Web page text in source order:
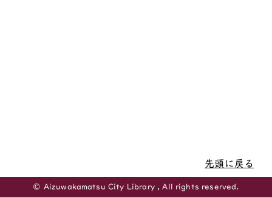
先頭に戻る
© Aizuwakamatsu City Library , All rights reserved.